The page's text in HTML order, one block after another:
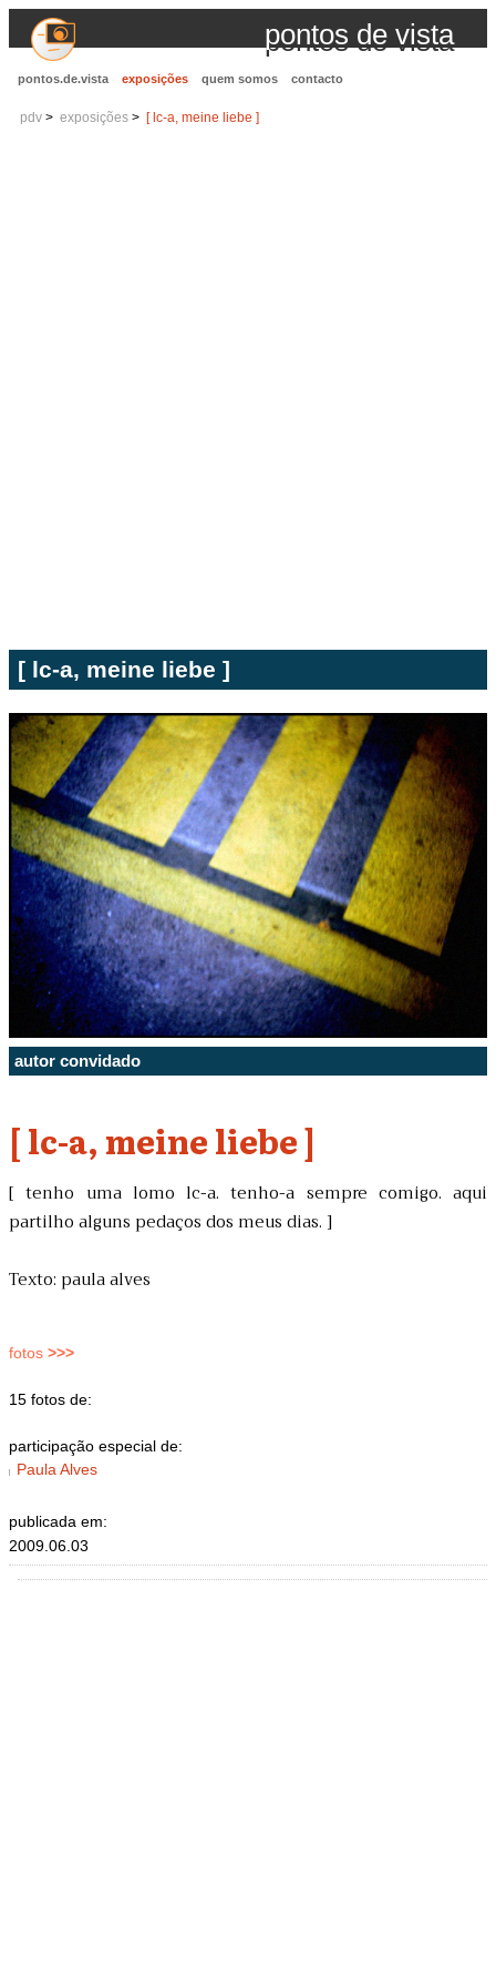
pontos de vista
pontos.de.vista exposições quem somos contacto
pdv exposições [ lc-a, meine liebe ]
[ lc-a, meine liebe ]
autor convidado
[ lc-a, meine liebe ]
[ tenho uma lomo lc-a. tenho-a sempre comigo. aqui
partilho alguns pedaços dos meus dias. ]
Texto: paula alves
fotos >>>
15 fotos de:
participação especial de:
Paula Alves
publicada em:
2009.06.03